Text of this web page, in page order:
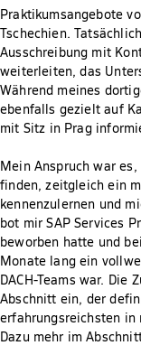
Praktikumsangebote
Tschechien.
Ausschreibung mit
weiterleiten, das
Während meines
ebenfalls gezielt auf
mit Sitz in Prag
Mein Anspruch war
finden, zeitgleich ein
kennenzulernen und
bot mir SAP Services
beworben hatte und
Monate lang ein
DACH-Teams war. Die
Abschnitt ein, der
erfahrungsreichsten in
Dazu mehr im